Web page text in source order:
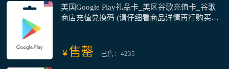
美国Google Play礼品卡_美区谷歌充值卡_谷歌
商店充值兑换码 (请仔细看商品详情再行购买，
￥ 售罄 已售：4235